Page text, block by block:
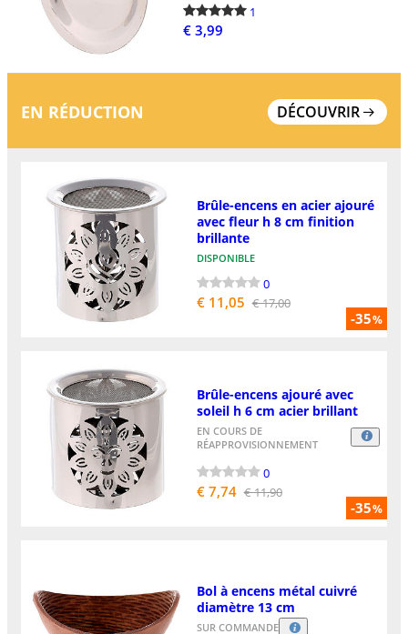
1
€ 3,99
EN RÉDUCTION DÉCOUVRIR
-35%
Brûle-encens en acier ajouré
avec fleur h 8 cm finition
brillante
DISPONIBLE
0
€ 11,05 € 17,00
-35%
Brûle-encens ajouré avec
soleil h 6 cm acier brillant
EN COURS DE
RÉAPPROVISIONNEMENT
0
€ 7,74 € 11,90
Bol à encens métal cuivré
diamètre 13 cm
SUR COMMANDE